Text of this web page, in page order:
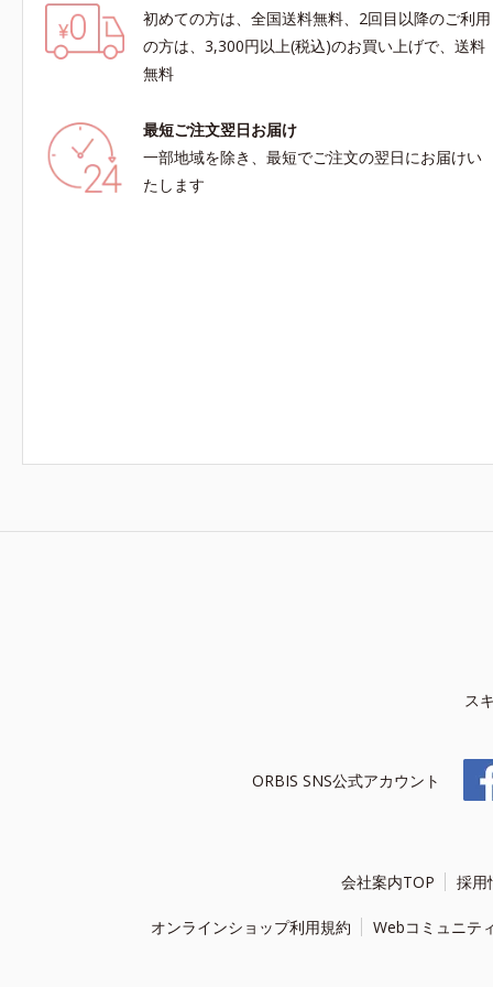
初めての方は、全国送料無料、2回目以降のご利用
の方は、3,300円以上(税込)のお買い上げで、送料
無料
最短ご注文翌日お届け
一部地域を除き、最短でご注文の翌日にお届けい
たします
ス
ORBIS SNS公式アカウント
会社案内TOP 採用
オンラインショップ利用規約 Webコミュニテ